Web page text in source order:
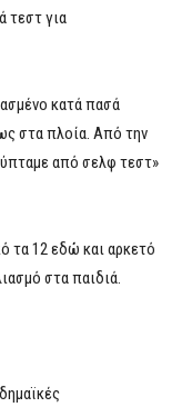
τεστ για
κατά πασά
στα πλοία. Από την
από σελφ τεστ»
τα 12 εδώ και αρκετό
στα παιδιά.